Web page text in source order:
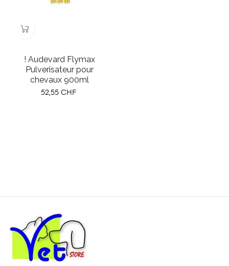
! Audevard Flymax
Pulverisateur pour
chevaux 900ml
Prix
52,55 CHF